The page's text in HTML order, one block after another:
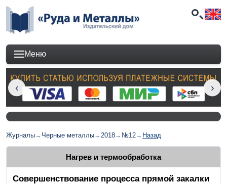
Меню
Журналы→ Черные металлы→2018→ №12→ Назад
Нагрев и термообработка
Совершенствование процесса прямой закалки